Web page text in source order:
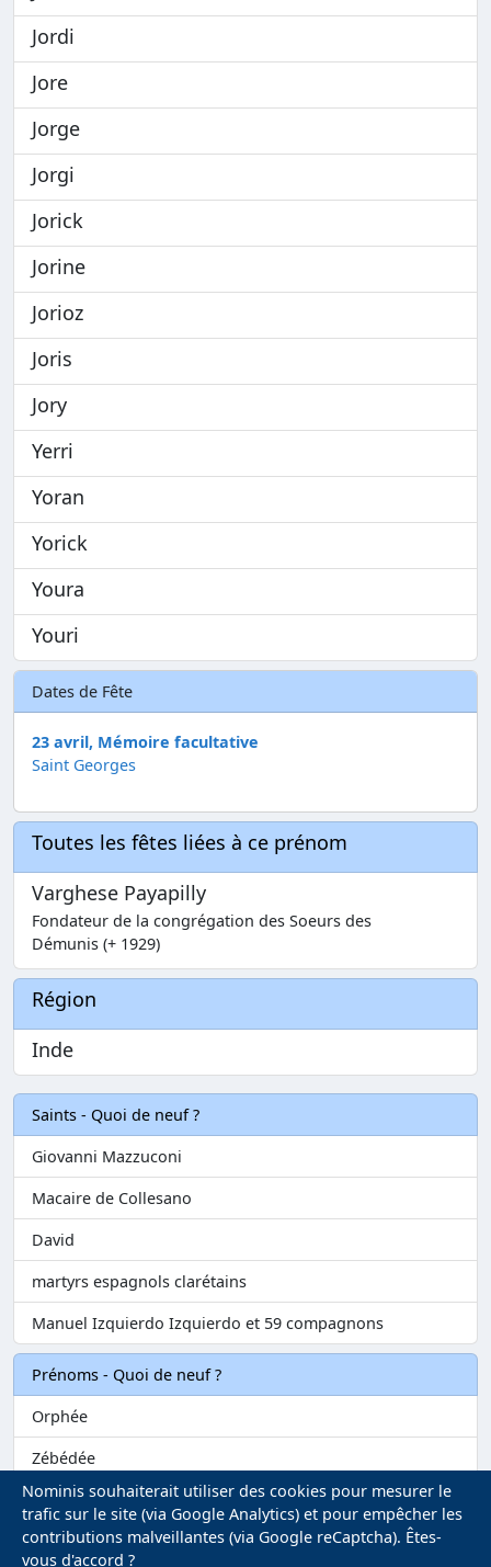
Jordi
Jore
Jorge
Jorgi
Jorick
Jorine
Jorioz
Joris
Jory
Yerri
Yoran
Yorick
Youra
Youri
Dates de Fête
23 avril, Mémoire facultative
Saint Georges
Toutes les fêtes liées à ce prénom
Varghese Payapilly
Fondateur de la congrégation des Soeurs des
Démunis (+ 1929)
Région
Inde
Saints - Quoi de neuf ?
Giovanni Mazzuconi
Macaire de Collesano
David
martyrs espagnols clarétains
Manuel Izquierdo Izquierdo et 59 compagnons
Prénoms - Quoi de neuf ?
Orphée
Zébédée
Melvil
Matilin
Nominis souhaiterait utiliser des cookies pour mesurer le
trafic sur le site (via Google Analytics) et pour empêcher les
contributions malveillantes (via Google reCaptcha). Êtes-
vous d'accord ?